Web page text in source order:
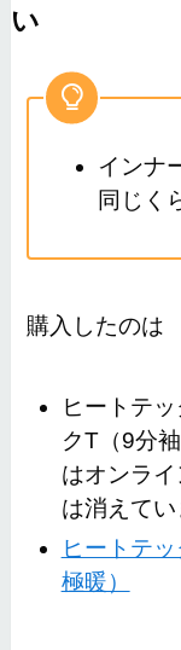
い
インナ
同じく
購入したのは
ヒートテ
クT（9分
はオンラ
は消えてい
ヒートテ
極暖）